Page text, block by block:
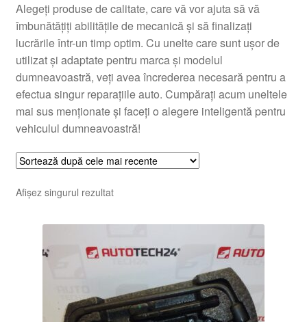
Politică de confidențialitate
Procedura de reclamație
Termeni si conditii
Alegeți produse de calitate, care vă vor ajuta să vă
îmbunătățiți abilitățile de mecanică și să finalizați
lucrările într-un timp optim. Cu unelte care sunt ușor de
utilizat și adaptate pentru marca și modelul
dumneavoastră, veți avea încrederea necesară pentru a
efectua singur reparațiile auto. Cumpărați acum uneltele
mai sus menționate și faceți o alegere inteligentă pentru
vehiculul dumneavoastră!
Afișez singurul rezultat